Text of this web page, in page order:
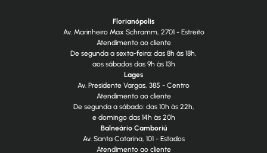
Florianópolis
Av. Marinheiro Max Schramm, 2701 - Estreito
Atendimento ao cliente
De segunda a sexta-feira: das 8h às 18h,
aos sábados das 9h às 13h
Lages
Av. Presidente Vargas, 385 - Centro
Atendimento ao cliente
De segunda a sábado: das 10h às 22h,
e domingo das 14h às 20h
Balneário Camboriú
Av. Santa Catarina, 101 - Estados
Atendimento ao cliente